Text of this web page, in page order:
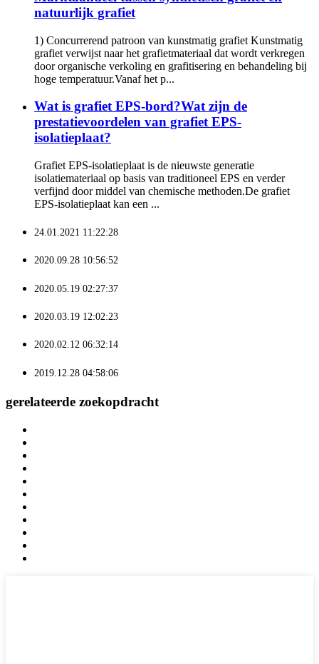
natuurlijk grafiet
1) Concurrerend patroon van kunstmatig grafiet Kunstmatig
grafiet verwijst naar het grafietmateriaal dat wordt verkregen
door organische verkoling en grafitisering en behandeling bij
hoge temperatuur.Vanaf het p...
Wat is grafiet EPS-bord?Wat zijn de
prestatievoordelen van grafiet EPS-
isolatieplaat?
Grafiet EPS-isolatieplaat is de nieuwste generatie
isolatiemateriaal op basis van traditioneel EPS en verder
verfijnd door middel van chemische methoden.De grafiet
EPS-isolatieplaat kan een ...
24.01.2021 11:22:28
2020.09.28 10:56:52
2020.05.19 02:27:37
2020.03.19 12:02:23
2020.02.12 06:32:14
2019.12.28 04:58:06
gerelateerde zoekopdracht